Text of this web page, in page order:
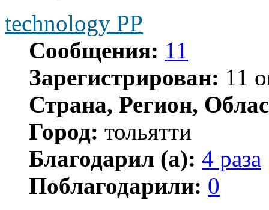
technology PP
Сообщения: 11
Зарегистрирован: 11
Страна, Регион,
Город: тольятти
Благодарил (а): 4 раза
Поблагодарили: 0